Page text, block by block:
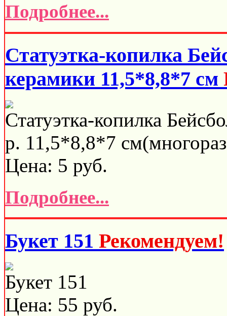
Подробнее...
Статуэтка-копилка
керамики 11,5*8,8*7 см
Статуэтка-копилка
р. 11,5*8,8*7
Цена: 5 руб.
Подробнее...
Букет 151 Рекомендуем!
Букет 151
Цена: 55 руб.